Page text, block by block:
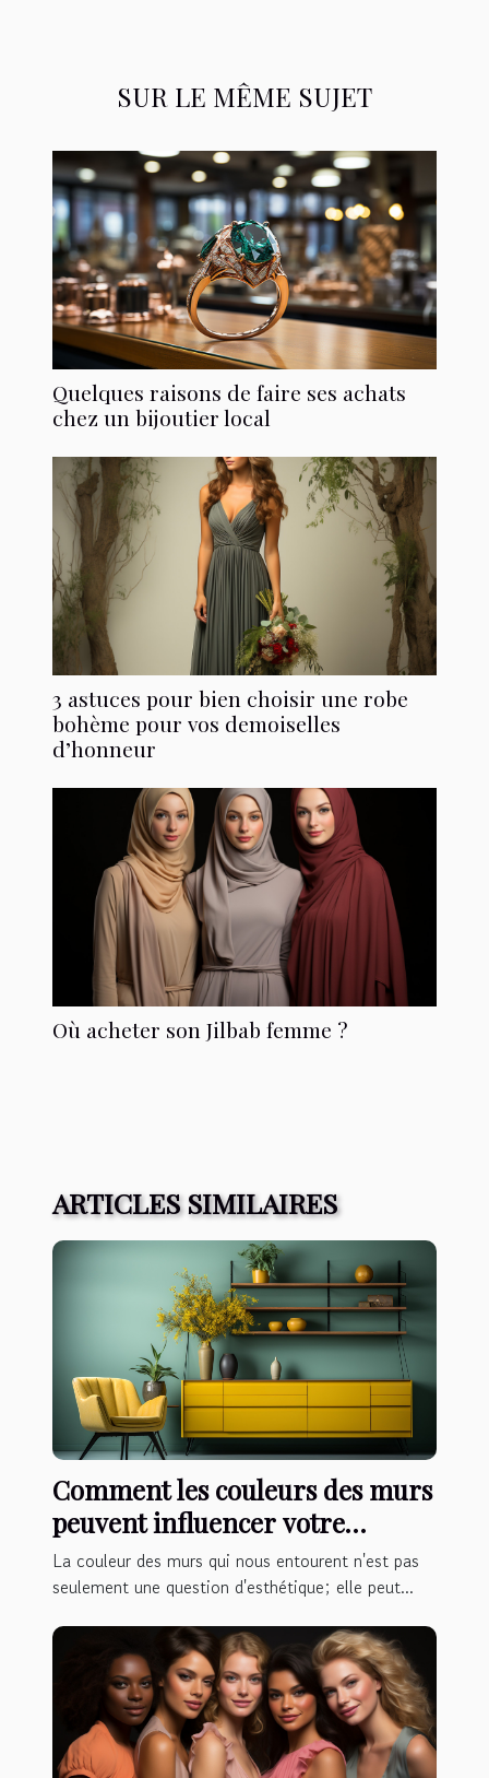
SUR LE MÊME SUJET
Quelques raisons de faire ses achats
chez un bijoutier local
3 astuces pour bien choisir une robe
bohème pour vos demoiselles
d’honneur
Où acheter son Jilbab femme ?
ARTICLES SIMILAIRES
Comment les couleurs des murs
peuvent influencer votre
humeur et votre productivité
La couleur des murs qui nous entourent n'est pas
seulement une question d'esthétique; elle peut...